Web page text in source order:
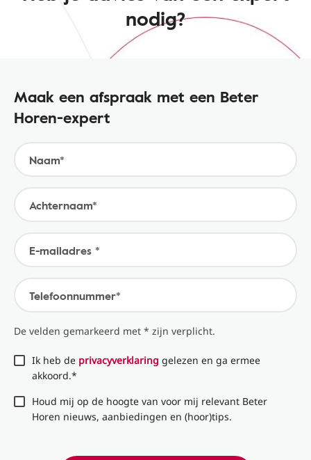
nodig?
Maak een afspraak met een Beter
Horen-expert
Naam*
Achternaam*
E-mailadres *
Telefoonnummer*
De velden gemarkeerd met * zijn verplicht.
Ik heb de privacyverklaring gelezen en ga ermee
akkoord.*
Houd mij op de hoogte van voor mij relevant Beter
Horen nieuws, aanbiedingen en (hoor)tips.